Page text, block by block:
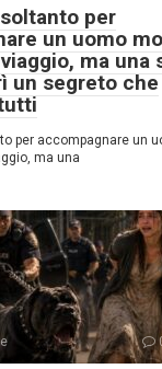
per
un uomo
ma una
un segreto che
per accompagnare un
ma una